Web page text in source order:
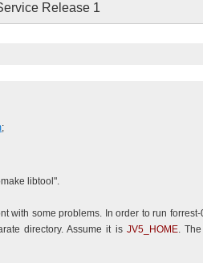
Release 1
;
libtool".
with some problems. In order to run
directory. Assume it is JV5_HOME.